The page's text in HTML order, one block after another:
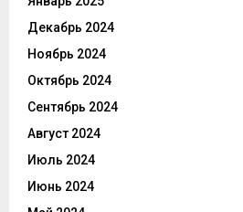
Декабрь 2024
Ноябрь 2024
Октябрь 2024
Сентябрь 2024
Август 2024
Июль 2024
Июнь 2024